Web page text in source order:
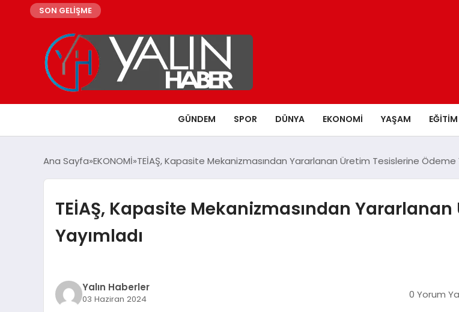
SON GELİŞME
GÜNDEM SPOR DÜNYA EKONOMİ YAŞAM EĞİTİM
Ana Sayfa EKONOMİ TEİAŞ, Kapasite Mekanizmasından Yararlanan Üretim Tesislerine Ödeme
TEİAŞ, Kapasite Mekanizmasından
Yayımladı
Yalın Haberler
03 Haziran 2024 0 Yorum